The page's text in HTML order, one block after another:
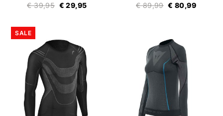
€ 39,95 € 29,95
€ 89,99 € 80,99
SALE